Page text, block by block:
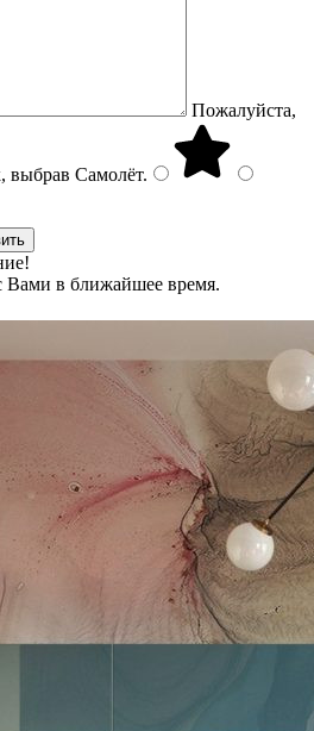
Пожалуйста,
выбрав Самолёт.
Вами в ближайшее время.